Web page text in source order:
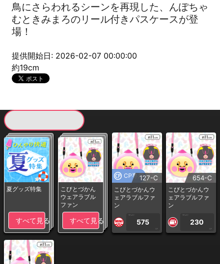
鳥にさらわれるシーンを再現した、んぽちゃ
むときみまろのリール付きパスケースが登
場！
提供開始日: 2026-02-07 00:00:00
約19cm
夏グッズ特集
すべて見る
こびとづかん
ウェアラブル
ファン
すべて見る
CP専用127-C
こびとづかんウ
ェアラブルファ
ン
1PLAY
575
CP
654-C
こびとづかんウ
ェアラブルファ
ン
1PLAY
230
CP